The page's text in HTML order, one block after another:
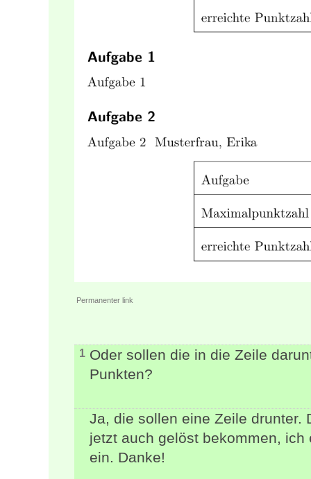
Permanenter link
1 Oder sollen die in die Zeile
Punkten?
Ja, die sollen eine Zeile drunter.
jetzt auch gelöst bekommen,
ein. Danke!